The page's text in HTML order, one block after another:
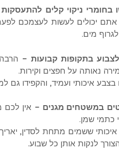
ניקוי קלים
יכולים לעשות לעצמכם
מים.
בתקופות קבועות –
נאותה על חפצים וקירות.
איכותי ועמיד, והקפידו גם
במשטחים מגנים – אין לכם
כתמי שמן.
איכותי ששמים מתחת לסדין,
לנקות אותן כל שבוע.